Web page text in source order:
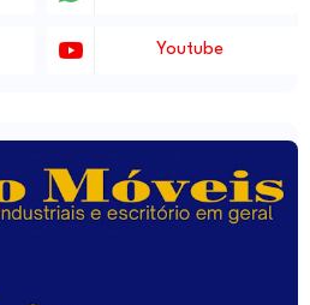
Youtube